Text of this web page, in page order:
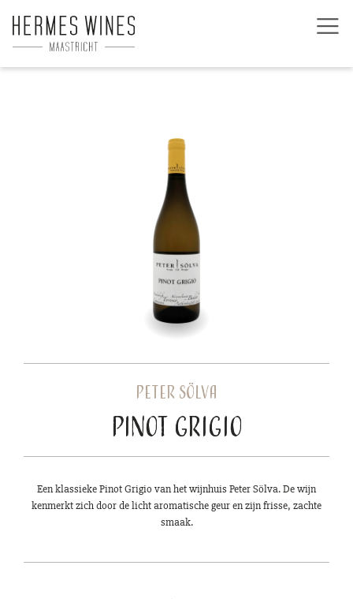
Peter Sölva
Pinot Grigio
Een klassieke Pinot Grigio van het wijnhuis Peter Sölva. De wijn
kenmerkt zich door de licht aromatische geur en zijn frisse, zachte
smaak.